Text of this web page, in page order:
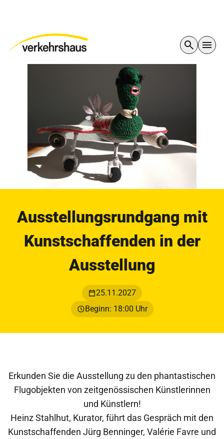
Ausstellungsrundgang mit
Kunstschaffenden in der
Ausstellung
25.11.2027
Beginn: 18:00 Uhr
Erkunden Sie die Ausstellung zu den phantastischen
Flugobjekten von zeitgenössischen Künstlerinnen
und Künstlern!
Heinz Stahlhut, Kurator, führt das Gespräch mit den
Kunstschaffenden Jürg Benninger, Valérie Favre und